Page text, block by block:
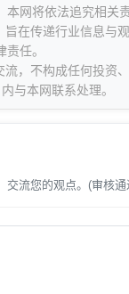
网将依法追究相关责
在传递行业信息与
任。
，不构成任何投资
与本网联系处理。
流您的观点。(审核通